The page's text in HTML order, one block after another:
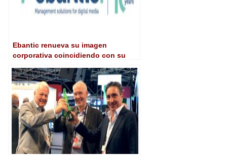
Ebantic renueva su imagen
corporativa coincidiendo con su